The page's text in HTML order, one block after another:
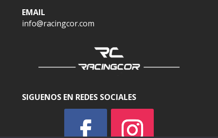
EMAIL
info@racingcor.com
SIGUENOS EN REDES SOCIALES